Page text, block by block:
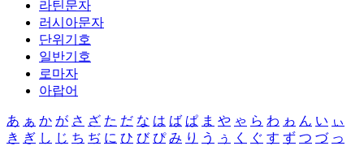
라틴문자
러시아문자
단위기호
일반기호
로마자
아랍어
あ ぁ か が さ ざ た だ な は ば ぱ ま や ゃ ら わ ゎ ん い ぃ
き ぎ し じ ち ぢ に ひ び ぴ み り う ぅ く ぐ す ず つ づ っ